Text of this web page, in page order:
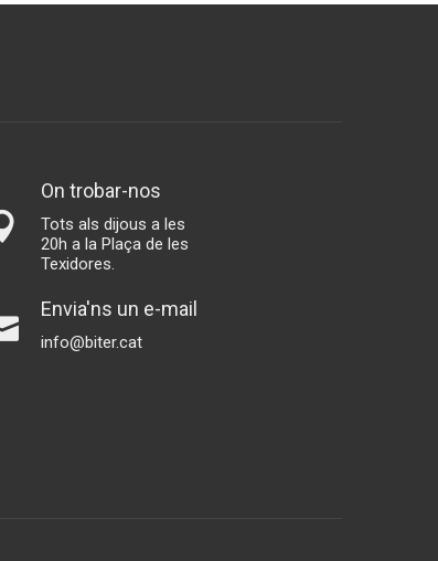
On trobar-nos
Tots als dijous a les
20h a la Plaça de les
Texidores.
Envia'ns un e-mail
info@biter.cat